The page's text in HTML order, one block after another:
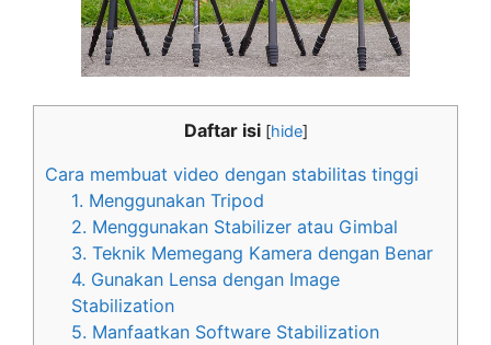
Daftar isi [hide]
Cara membuat video dengan stabilitas tinggi
1. Menggunakan Tripod
2. Menggunakan Stabilizer atau Gimbal
3. Teknik Memegang Kamera dengan Benar
4. Gunakan Lensa dengan Image
Stabilization
5. Manfaatkan Software Stabilization